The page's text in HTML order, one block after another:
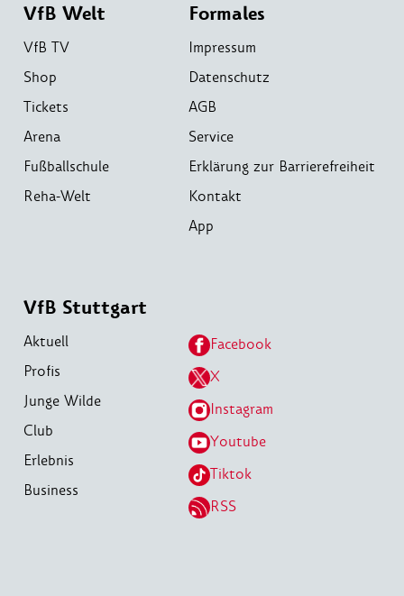
VfB Welt
VfB TV
Shop
Tickets
Arena
Fußballschule
Reha-Welt
Formales
Impressum
Datenschutz
AGB
Service
Erklärung zur Barrierefreiheit
Kontakt
App
VfB Stuttgart
Aktuell
Profis
Junge Wilde
Club
Erlebnis
Business
Facebook
X
Instagram
Youtube
Tiktok
RSS